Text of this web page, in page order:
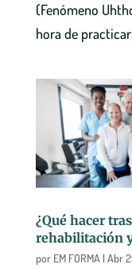
(Fenómeno
hora de
¿Qué hacer
rehabilitación
por EM FORMA | Abr